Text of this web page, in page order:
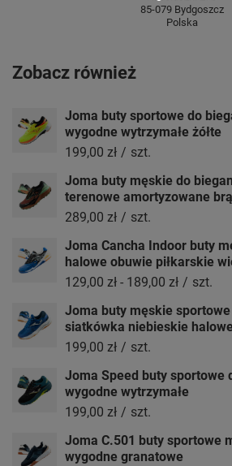
85-079 Bydgoszcz
Polska
Zobacz również
Joma buty sportowe do
wygodne wytrzymałe żółte
199,00 zł / szt.
Joma buty męskie do
terenowe amortyzowane
289,00 zł / szt.
Joma Cancha Indoor buty
halowe obuwie piłkarskie
129,00 zł - 189,00 zł / szt.
Joma buty męskie sportowe
siatkówka niebieskie halowe
199,00 zł / szt.
Joma Speed buty sportowe
wygodne wytrzymałe
199,00 zł / szt.
Joma C.501 buty sportowe
wygodne granatowe